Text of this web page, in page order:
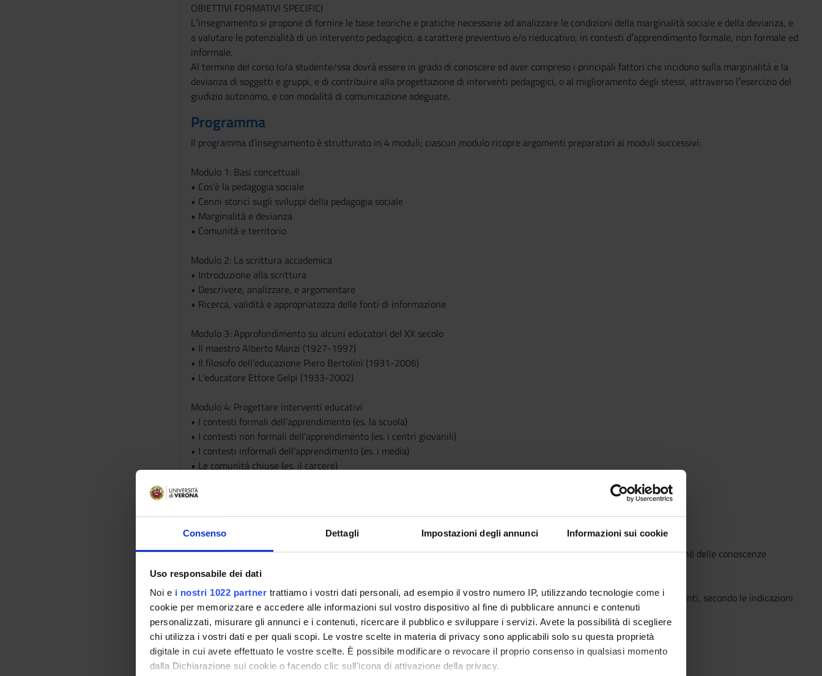
Consenso Dettagli Impostazioni degli annunci Informazioni sui cookie
Uso responsabile dei dati
Noi e i nostri 1022 partner trattiamo i vostri dati personali, ad esempio il vostro numero IP, utilizzando tecnologie come i
cookie per memorizzare e accedere alle informazioni sul vostro dispositivo al fine di pubblicare annunci e contenuti
personalizzati, misurare gli annunci e i contenuti, ricercare il pubblico e sviluppare i servizi. Avete la possibilità di scegliere
chi utilizza i vostri dati e per quali scopi. Le vostre scelte in materia di privacy sono applicabili solo su questa proprietà
digitale in cui avete effettuato le vostre scelte. È possibile modificare o revocare il proprio consenso in qualsiasi momento
dalla Dichiarazione sui cookie o facendo clic sull'icona di attivazione della privacy.
OBIETTIVI FORMATIVI SPECIFICI
L¹insegnamento si propone di fornire le base teoriche e pratiche necessarie ad analizzare le condizioni della marginalità sociale e della devianza, e
a valutare le potenzialità di un intervento pedagogico, a carattere preventivo e/o rieducativo, in contesti d¹apprendimento formale, non formale ed
informale.
Al termine del corso lo/a studente/ssa dovrà essere in grado di conoscere ed aver compreso i principali fattori che incidono sulla marginalità e la
devianza di soggetti e gruppi, e di contribuire alla progettazione di interventi pedagogici, o al miglioramento degli stessi, attraverso l¹esercizio del
giudizio autonomo, e con modalità di comunicazione adeguate.
Programma
Il programma d’insegnamento è strutturato in 4 moduli; ciascun modulo ricopre argomenti preparatori ai moduli successivi:
Modulo 1: Basi concettuali
• Cos’è la pedagogia sociale
• Cenni storici sugli sviluppi della pedagogia sociale
• Marginalità e devianza
• Comunità e territorio
Modulo 2: La scrittura accademica
• Introduzione alla scrittura
• Descrivere, analizzare, e argomentare
• Ricerca, validità e appropriatezza delle fonti di informazione
Modulo 3: Approfondimento su alcuni educatori del XX secolo
• Il maestro Alberto Manzi (1927-1997)
• Il filosofo dell'educazione Piero Bertolini (1931-2006)
• L'educatore Ettore Gelpi (1933-2002)
Modulo 4: Progettare interventi educativi
• I contesti formali dell’apprendimento (es. la scuola)
• I contesti non formali dell’apprendimento (es. i centri giovanili)
• I contesti informali dell’apprendimento (es. i media)
• Le comunità chiuse (es. il carcere)
MODALITA' DIDATTICA
- lezioni frontali in aula, dedicate alla trasmissione di nozioni di base
- interazioni in aula docente-studenti, dedicate alla condivisione e alla rielaborazione delle conoscenze pregresse, nonché delle conoscenze
apprese durante le lezioni frontali e lo studio individuale
- lavori in piccoli gruppi da effettuarsi in aula, ma previa attività di preparazione/ studio individuale da parte degli studenti, secondo le indicazioni
che verranno fornite dalla docente.
Gli studenti frequentanti sono tenuti a:
- garantire continuità di presenza in aula, essere presenti ad almeno una lezione a settimana durante l’intero corso,
- essere presenti per l’intera lezione (salvo imprevisti).